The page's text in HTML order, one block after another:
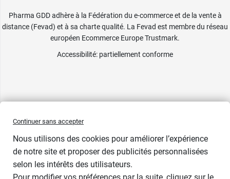
Contenance
Pharma GDD adhère à la Fédération du e-commerce et de la vente à
distance (Fevad) et à sa charte qualité. La Fevad est membre du réseau
européen Ecommerce Europe Trustmark.
Accessibilité: partiellement conforme
Continuer sans accepter
Nous utilisons des cookies pour améliorer l’expérience
de notre site et proposer des publicités personnalisées
selon les intérêts des utilisateurs.